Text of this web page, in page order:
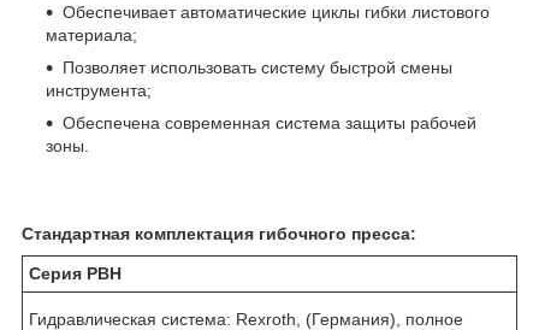
Обеспечивает автоматические циклы гибки листового
материала;
Позволяет использовать систему быстрой смены
инструмента;
Обеспечена современная система защиты рабочей
зоны.
Стандартная комплектация гибочного пресса:
Серия PBH
Гидравлическая система: Rexroth, (Германия), полное